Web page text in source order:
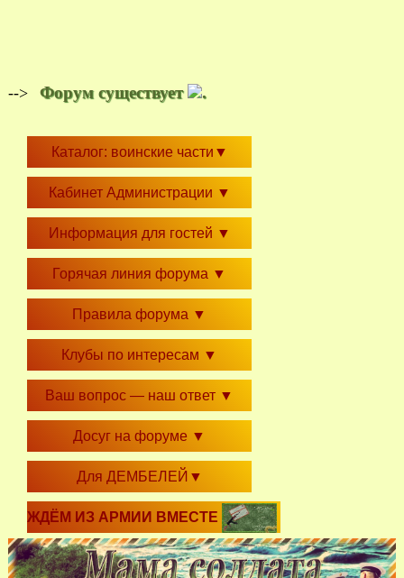
--> Форум существует .
Каталог: воинские части ▼
Кабинет Администрации ▼
Информация для гостей ▼
Горячая линия форума ▼
Правила форума ▼
Клубы по интересам ▼
Ваш вопрос — наш ответ ▼
Досуг на форуме ▼
Для ДЕМБЕЛЕЙ ▼
ЖДЁМ ИЗ АРМИИ ВМЕСТЕ